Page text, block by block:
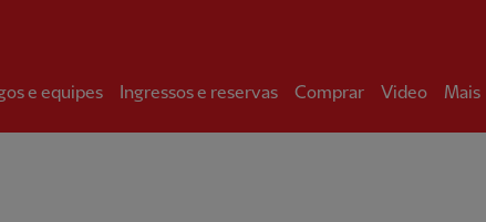
e equipes Ingressos e reservas Comprar Video Mais